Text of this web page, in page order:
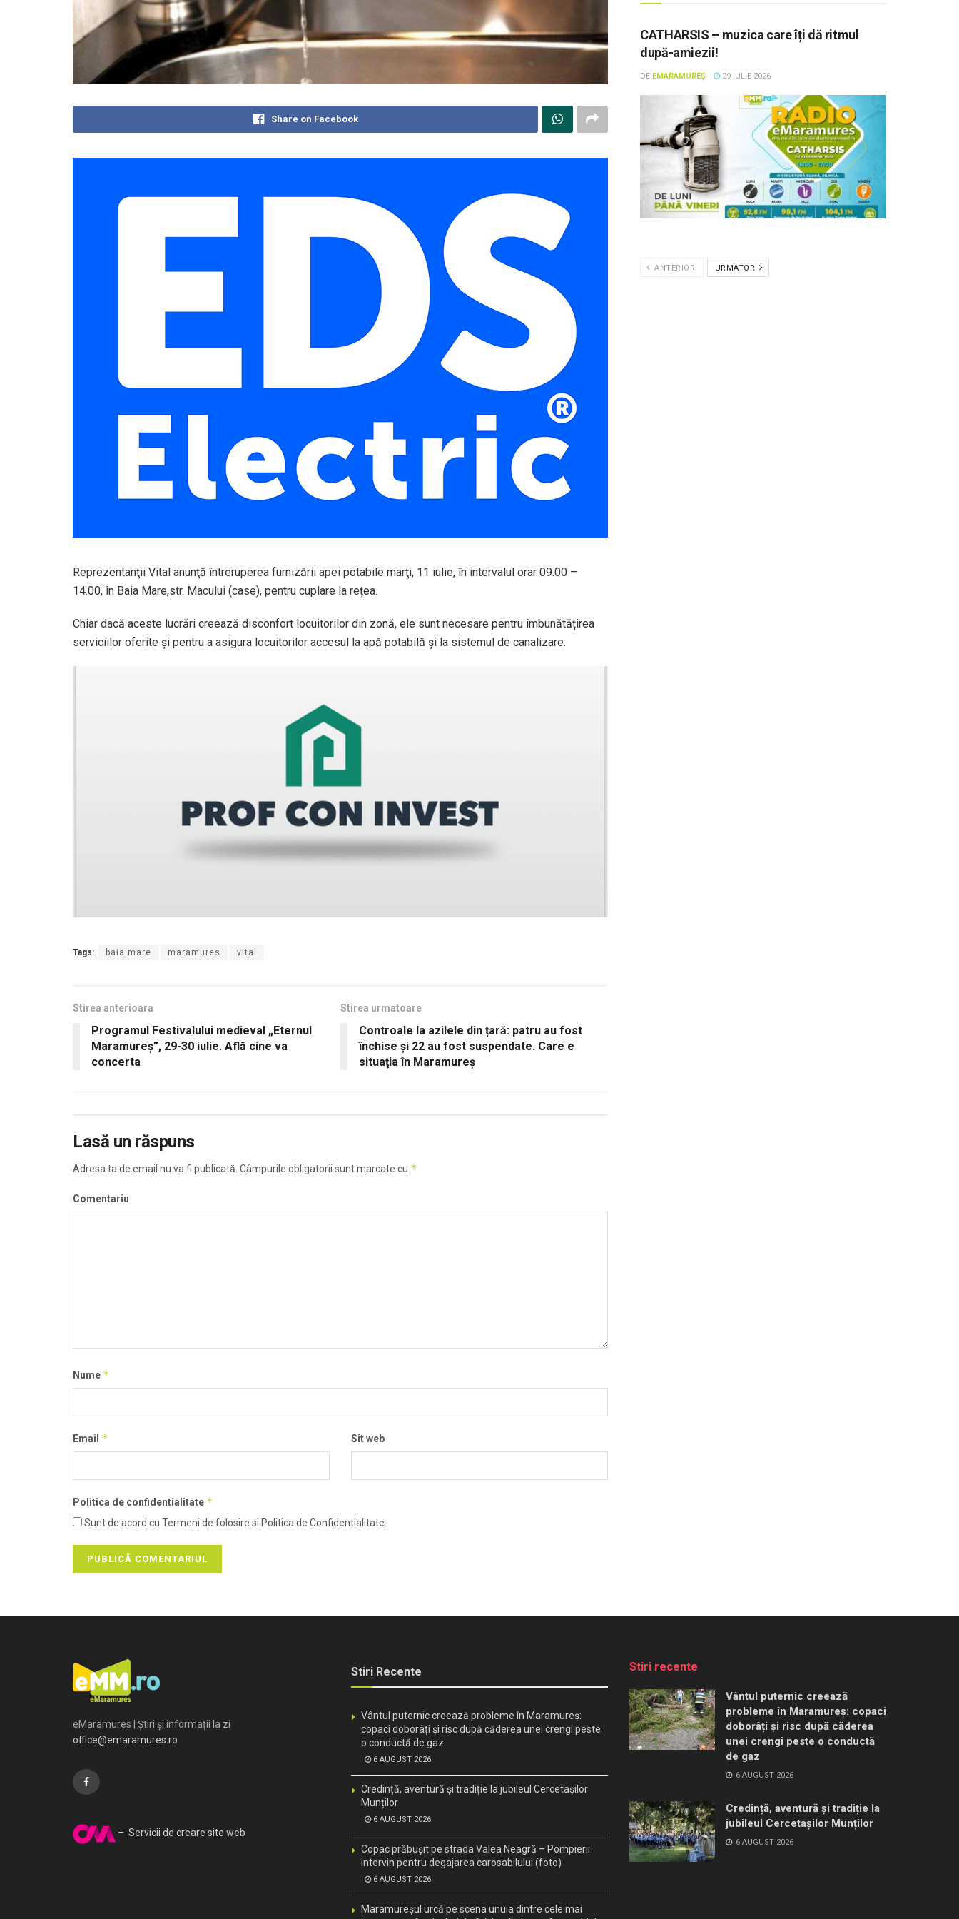
Share on Facebook
Reprezentanţii Vital anunţă întreruperea furnizării apei potabile marţi, 11 iulie, în intervalul orar 09.00 –
14.00, în Baia Mare,str. Macului (case), pentru cuplare la rețea.
Chiar dacă aceste lucrări creează disconfort locuitorilor din zonă, ele sunt necesare pentru îmbunătățirea
serviciilor oferite și pentru a asigura locuitorilor accesul la apă potabilă și la sistemul de canalizare.
Tags: baia mare maramures vital
Stirea anterioara
Programul Festivalului medieval „Eternul
Maramureș”, 29-30 iulie. Află cine va
concerta
Stirea urmatoare
Controale la azilele din țară: patru au fost
închise și 22 au fost suspendate. Care e
situaţia în Maramureş
Lasă un răspuns
Adresa ta de email nu va fi publicată. Câmpurile obligatorii sunt marcate cu *
Comentariu
Nume *
Email * Sit web
Politica de confidentialitate *
Sunt de acord cu Termeni de folosire si Politica de Confidentialitate.
CATHARSIS – muzica care îți dă ritmul
după-amiezii!
DE EMARAMUREȘ 29 IULIE 2026
ANTERIOR URMATOR
eMaramures | Știri și informații la zi
office@emaramures.ro
– Servicii de creare site web
Stiri Recente
Vântul puternic creează probleme în Maramureș:
copaci doborâți și risc după căderea unei crengi peste
o conductă de gaz
6 AUGUST 2026
Credință, aventură și tradiție la jubileul Cercetașilor
Munților
6 AUGUST 2026
Copac prăbușit pe strada Valea Neagră – Pompierii
intervin pentru degajarea carosabilului (foto)
6 AUGUST 2026
Maramureșul urcă pe scena unuia dintre cele mai
Stiri recente
Vântul puternic creează
probleme în Maramureș: copaci
doborâți și risc după căderea
unei crengi peste o conductă
de gaz
6 AUGUST 2026
Credință, aventură și tradiție la
jubileul Cercetașilor Munților
6 AUGUST 2026